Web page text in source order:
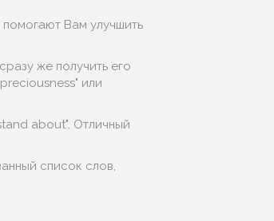
Вам улучшить
же получить его
или
about". Отличный
список слов,